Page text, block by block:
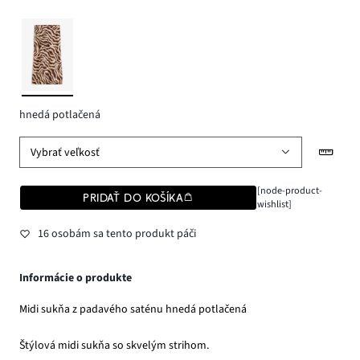
hnedá potlačená
Vybrať veľkosť
PRIDAŤ DO KOŠÍKA
[node-product-
wishlist]
16 osobám sa tento produkt páči
Informácie o produkte
Midi sukňa z padavého saténu hnedá potlačená
Štýlová midi sukňa so skvelým strihom.